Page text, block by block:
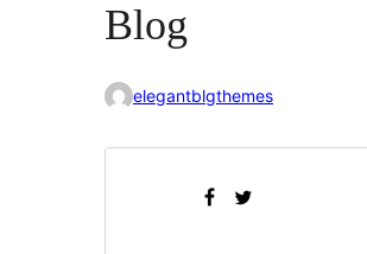
Blog
elegantblgthemes